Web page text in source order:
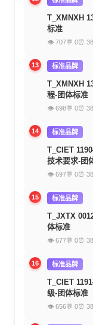
T_XMNXH
标准
👁 707💬 0⏰
13 标准品牌
T_XMNXH
程-团体标准
👁 698💬 0⏰
14 标准品牌
T_CIET
技术要求-团
👁 697💬 0⏰
15 标准品牌
T_JXTX
体标准
👁 677💬 0⏰
16 标准品牌
T_CIET
级-团体标准
👁 656💬 0⏰